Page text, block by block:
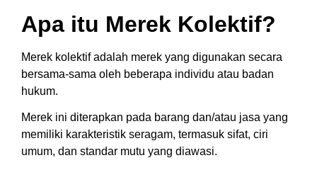
Apa itu Merek Kolektif?
Merek kolektif adalah merek yang digunakan secara
bersama-sama oleh beberapa individu atau badan
hukum.
Merek ini diterapkan pada barang dan/atau jasa yang
memiliki karakteristik seragam, termasuk sifat, ciri
umum, dan standar mutu yang diawasi.